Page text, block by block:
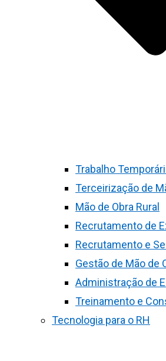
Trabalho
Terceirização de
Mão de Obra Rural
Recrutamento de
Recrutamento e
Gestão de Mão de
Administração de
Treinamento e
Tecnologia para o RH